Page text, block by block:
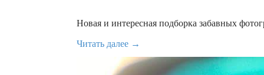
Новая и интересная подборка забавных
Читать далее →